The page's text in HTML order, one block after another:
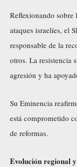
Reflexionando
ataques israelíes, el
responsable de la
otros. La resistencia
agresión y ha
Su Eminencia
está comprometido
de reformas.
Evolución regional